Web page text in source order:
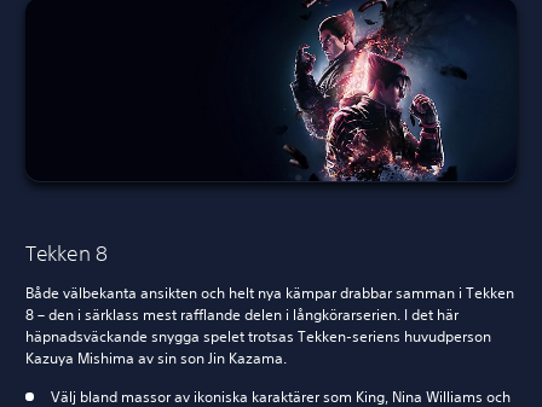
Tekken 8
Både välbekanta ansikten och helt nya kämpar drabbar samman i Tekken
8 – den i särklass mest rafflande delen i långkörarserien. I det här
häpnadsväckande snygga spelet trotsas Tekken-seriens huvudperson
Kazuya Mishima av sin son Jin Kazama.
Välj bland massor av ikoniska karaktärer som King, Nina Williams och